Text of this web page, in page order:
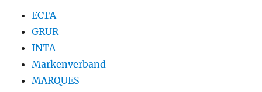
ECTA
GRUR
INTA
Markenverband
MARQUES